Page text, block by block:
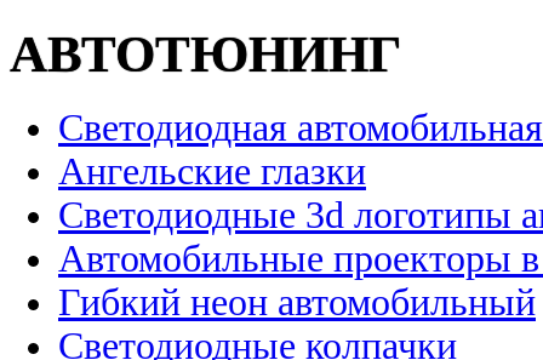
АВТОТЮНИНГ
Светодиодная
Ангельские глазки
Светодиодные 3d логотипы
Автомобильные проекторы
Гибкий неон автомобильный
Светодиодные колпачки